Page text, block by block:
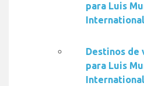
para Luis
Destinos de
para Luis